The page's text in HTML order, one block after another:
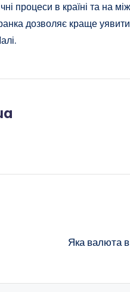
процеси в країні та на
дозволяє краще
Яка валюта в